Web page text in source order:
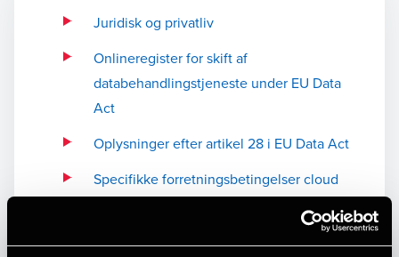
Juridisk og privatliv
Onlineregister for skift af
databehandlingstjeneste under EU Data
Act
Oplysninger efter artikel 28 i EU Data Act
Specifikke forretningsbetingelser cloud
Privatlivspolitik for kunder hos BDO
Privatlivspolitik for hjemmeside